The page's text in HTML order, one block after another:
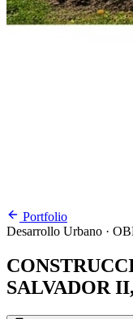
Portfolio
Desarrollo Urbano ·
SALVADOR